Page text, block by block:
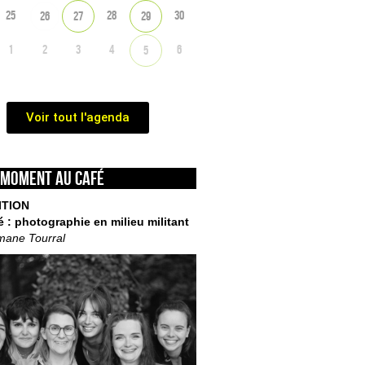
25 26 27 28 29 30
1 2 3 4 5 6
Voir tout l'agenda
au café
: photographie en milieu militant
Tourral